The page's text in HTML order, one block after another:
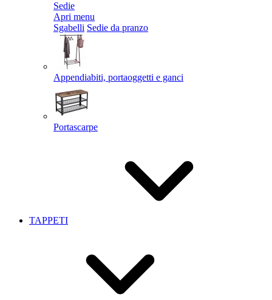
Sedie
Apri menu
Sgabelli Sedie da pranzo
Appendiabiti, portaoggetti e ganci
Portascarpe
TAPPETI